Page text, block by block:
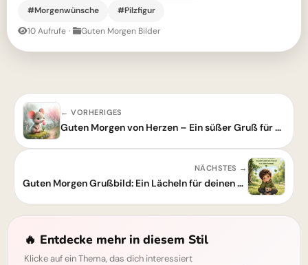
#Morgenwünsche
#Pilzfigur
10 Aufrufe · Guten Morgen Bilder
← VORHERIGES
Guten Morgen von Herzen – Ein süßer Gruß für einen schönen Start
NÄCHSTES →
Guten Morgen Grußbild: Ein Lächeln für deinen Tag & schöne Momente
🔥 Entdecke mehr in diesem Stil
Klicke auf ein Thema, das dich interessiert